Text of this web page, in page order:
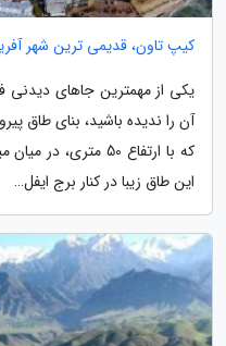
کیپ تاون، قدیمی ترین شهر
یکی از مهمترین جاهای دیدنی
آن را ندیده باشید، بنای طاق
که با ارتفاع 50
این طاق زیبا در کنار برج ایفل…